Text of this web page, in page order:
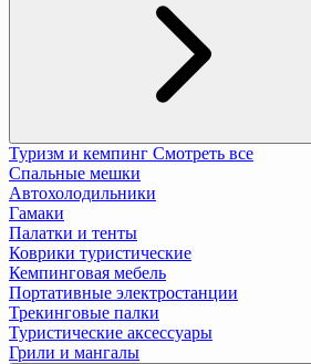
Туризм и кемпинг Смотреть все
Спальные мешки
Автохолодильники
Гамаки
Палатки и тенты
Коврики туристические
Кемпинговая мебель
Портативные электростанции
Трекинговые палки
Туристические аксессуары
Грили и мангалы